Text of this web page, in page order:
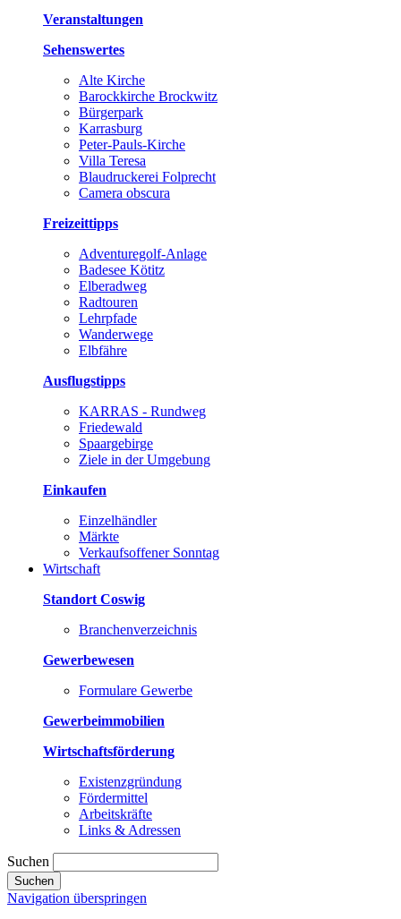
Veranstaltungen
Sehenswertes
Alte Kirche
Barockkirche Brockwitz
Bürgerpark
Karrasburg
Peter-Pauls-Kirche
Villa Teresa
Blaudruckerei Folprecht
Camera obscura
Freizeittipps
Adventuregolf-Anlage
Badesee Kötitz
Elberadweg
Radtouren
Lehrpfade
Wanderwege
Elbfähre
Ausflugstipps
KARRAS - Rundweg
Friedewald
Spaargebirge
Ziele in der Umgebung
Einkaufen
Einzelhändler
Märkte
Verkaufsoffener Sonntag
Wirtschaft
Standort Coswig
Branchenverzeichnis
Gewerbewesen
Formulare Gewerbe
Gewerbeimmobilien
Wirtschaftsförderung
Existenzgründung
Fördermittel
Arbeitskräfte
Links & Adressen
Suchen
Suchen
Navigation überspringen